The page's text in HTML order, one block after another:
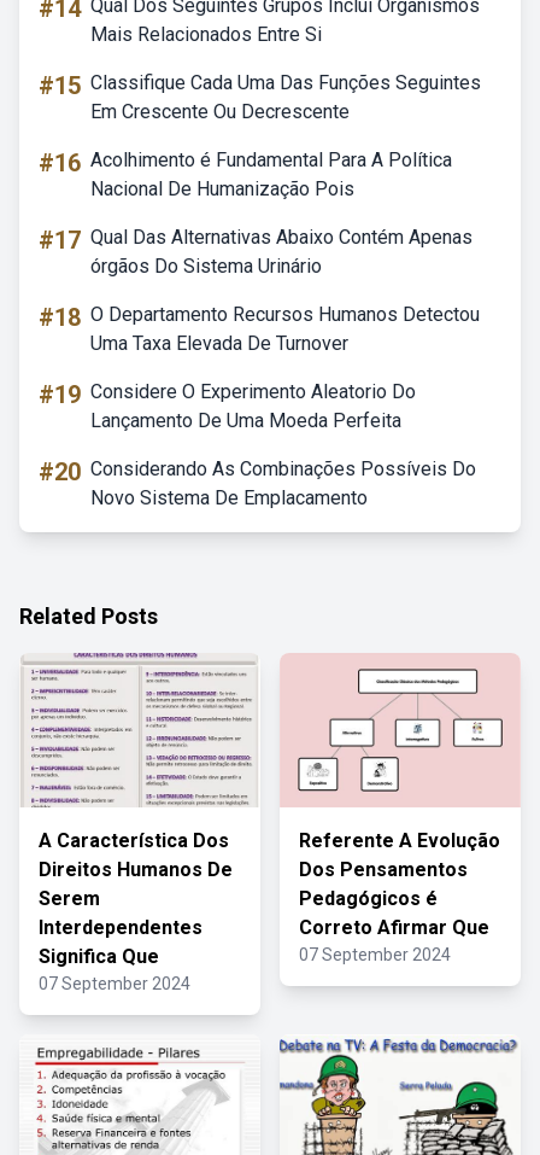
#14 Qual Dos Seguintes Grupos Inclui Organismos
Mais Relacionados Entre Si
#15 Classifique Cada Uma Das Funções Seguintes
Em Crescente Ou Decrescente
#16 Acolhimento é Fundamental Para A Política
Nacional De Humanização Pois
#17 Qual Das Alternativas Abaixo Contém Apenas
órgãos Do Sistema Urinário
#18 O Departamento Recursos Humanos Detectou
Uma Taxa Elevada De Turnover
#19 Considere O Experimento Aleatorio Do
Lançamento De Uma Moeda Perfeita
#20 Considerando As Combinações Possíveis Do
Novo Sistema De Emplacamento
Related Posts
A Característica Dos
Direitos Humanos De
Serem
Interdependentes
Significa Que
07 September 2024
Referente A Evolução
Dos Pensamentos
Pedagógicos é
Correto Afirmar Que
07 September 2024